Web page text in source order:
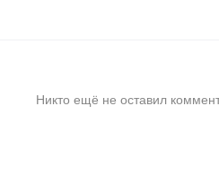
Никто ещё не оставил